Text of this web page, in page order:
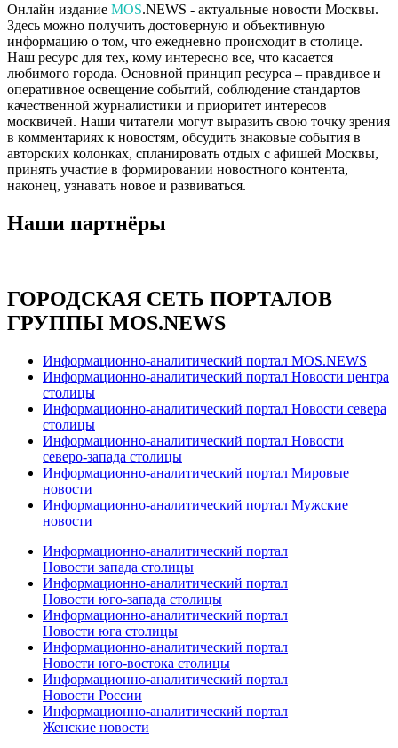
Онлайн издание MOS.NEWS - актуальные новости Москвы.
Здесь можно получить достоверную и объективную
информацию о том, что ежедневно происходит в столице.
Наш ресурс для тех, кому интересно все, что касается
любимого города. Основной принцип ресурса – правдивое и
оперативное освещение событий, соблюдение стандартов
качественной журналистики и приоритет интересов
москвичей. Наши читатели могут выразить свою точку зрения
в комментариях к новостям, обсудить знаковые события в
авторских колонках, спланировать отдых с афишей Москвы,
принять участие в формировании новостного контента,
наконец, узнавать новое и развиваться.
Наши партнёры
ГОРОДСКАЯ СЕТЬ ПОРТАЛОВ
ГРУППЫ MOS.NEWS
Информационно-аналитический портал MOS.NEWS
Информационно-аналитический портал Новости центра
столицы
Информационно-аналитический портал Новости севера
столицы
Информационно-аналитический портал Новости
северо-запада столицы
Информационно-аналитический портал Мировые
новости
Информационно-аналитический портал Мужские
новости
Информационно-аналитический портал
Новости запада столицы
Информационно-аналитический портал
Новости юго-запада столицы
Информационно-аналитический портал
Новости юга столицы
Информационно-аналитический портал
Новости юго-востока столицы
Информационно-аналитический портал
Новости России
Информационно-аналитический портал
Женские новости